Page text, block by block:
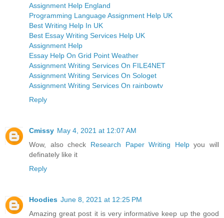
Assignment Help England
Programming Language Assignment Help UK
Best Writing Help In UK
Best Essay Writing Services Help UK
Assignment Help
Essay Help On Grid Point Weather
Assignment Writing Services On FILE4NET
Assignment Writing Services On Sologet
Assignment Writing Services On rainbowtv
Reply
Cmissy May 4, 2021 at 12:07 AM
Wow, also check Research Paper Writing Helpyou will
definately like it
Reply
Hoodies June 8, 2021 at 12:25 PM
Amazing great post it is very informative keep up the good